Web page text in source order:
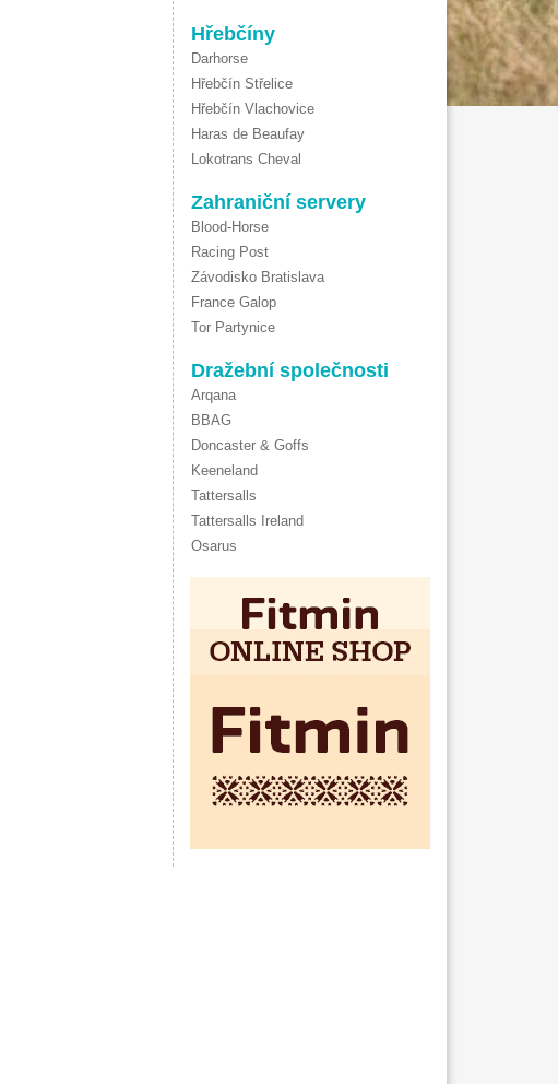
Hřebčíny
Darhorse
Hřebčín Střelice
Hřebčín Vlachovice
Haras de Beaufay
Lokotrans Cheval
Zahraniční servery
Blood-Horse
Racing Post
Závodisko Bratislava
France Galop
Tor Partynice
Dražební společnosti
Arqana
BBAG
Doncaster & Goffs
Keeneland
Tattersalls
Tattersalls Ireland
Osarus